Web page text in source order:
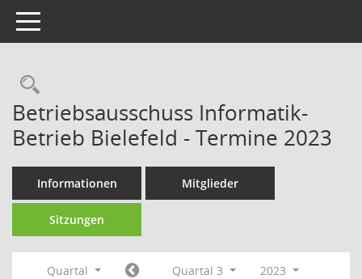
Toggle navigation
Rechercheauswahl
Betriebsausschuss Informatik-
Betrieb Bielefeld - Termine 2023
Informationen Mitglieder
Sitzungen
Quartal Quartal 3
2023